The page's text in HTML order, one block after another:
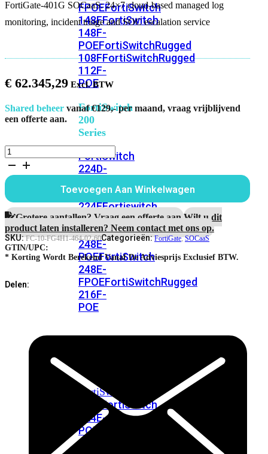
FPOEFortiSwitch
148FFortiSwitch
148F-
POEFortiSwitchRugged
108FFortiSwitchRugged
112F-
POE
FortiSwitch
200
Series
FortiSwitch
224D-
248DFortiSwitch
224EFortiswitch
224E-
POEFortiSwitch
248E-
POEFortiSwitch
248E-
FPOEFortiSwitchRugged
216F-
POE
FortiSwitch
FortiSwitch
424E-
POE
424E-
FortiGate-401G SOCaaS: 24×7 cloud-based managed log
monitoring, incident triage and SOC escalation service
€ 62.345,29
Shared beheer vanaf €129,- per maand, vraag vrijblijvend
een offerte aan.
FortiGate-
401G
Jaar
SOCaaS
Service
aantal
Toevoegen Aan Winkelwagen
Grotere aantallen? Vraag een offerte aan.Wilt u dit
product laten installeren? Neem contact met ons op.
SKU:FC-10-FG4H1-464-02-60Categorieën:FortiGate,SOCaaS
GTIN/UPC:
* Korting Wordt Berekend Vanaf De Adviesprijs Exclusief BTW.
Delen: